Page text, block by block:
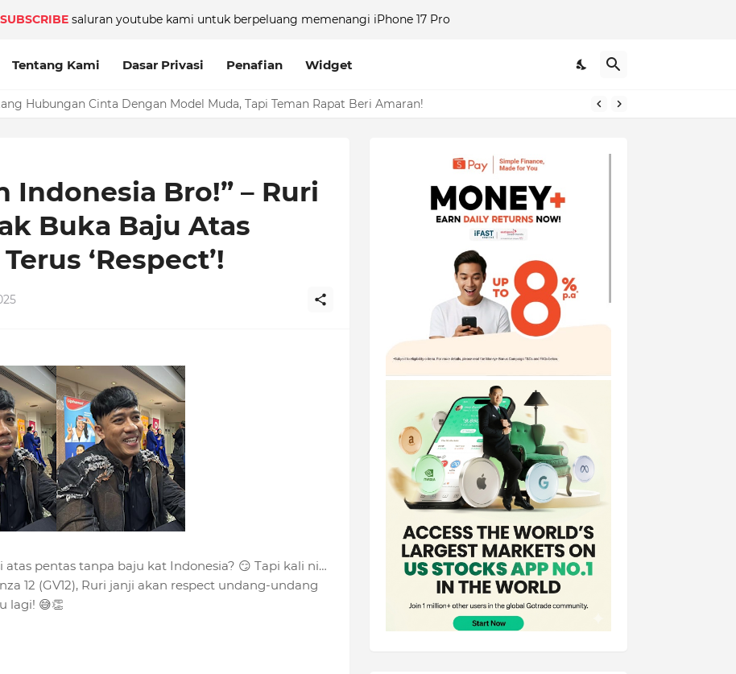
SUBSCRIBEsaluran youtube kami untuk berpeluang memenangi iPhone 17 Pro
Tentang Kami Dasar Privasi Penafian Widget
Hubungan Cinta Dengan Model Muda, Tapi Teman Rapat Beri Amaran!
Indonesia Bro!” – Ruri
Buka Baju Atas
‘Respect’!
pentas tanpa baju kat Indonesia? 😏 Tapi kali ni…
12 (GV12), Ruri janji akan respect undang-undang
lagi! 😅👏